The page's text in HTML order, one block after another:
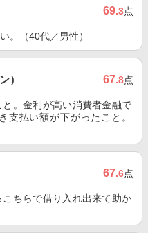
69.3点
。（40代／男性）
） 67.8点
。金利が高い消費者金融で
支払い額が下がったこと。
67.6点
ちらで借り入れ出来て助か